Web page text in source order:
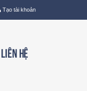
Tạo tài khoản
Liên hệ